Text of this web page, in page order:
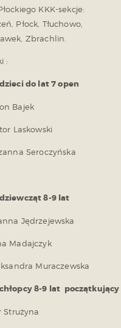
KKK-sekcje:
Płock, Tłuchowo,
Zbrachlin.
:
do lat 7 open
Bajek
Laskowski
Seroczyńska
8-9 lat
Jędrzejewska
Madajczyk
Muraczewska
8-9 lat początkujący
Strużyna